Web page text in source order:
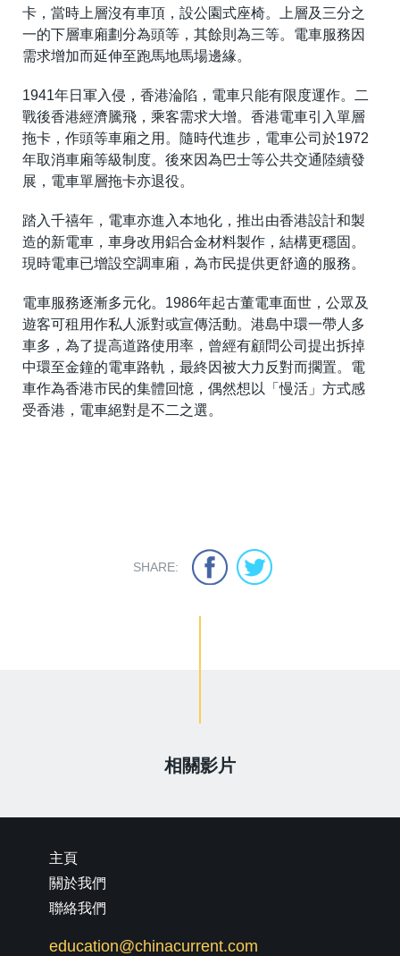
卡，當時上層沒有車頂，設公園式座椅。上層及三分之
一的下層車廂劃分為頭等，其餘則為三等。電車服務因
需求增加而延伸至跑馬地馬場邊緣。
1941年日軍入侵，香港淪陷，電車只能有限度運作。二
戰後香港經濟騰飛，乘客需求大增。香港電車引入單層
拖卡，作頭等車廂之用。隨時代進步，電車公司於1972
年取消車廂等級制度。後來因為巴士等公共交通陸續發
展，電車單層拖卡亦退役。
踏入千禧年，電車亦進入本地化，推出由香港設計和製
造的新電車，車身改用鋁合金材料製作，結構更穩固。
現時電車已增設空調車廂，為市民提供更舒適的服務。
電車服務逐漸多元化。1986年起古董電車面世，公眾及
遊客可租用作私人派對或宣傳活動。港島中環一帶人多
車多，為了提高道路使用率，曾經有顧問公司提出拆掉
中環至金鐘的電車路軌，最終因被大力反對而擱置。電
車作為香港市民的集體回憶，偶然想以「慢活」方式感
受香港，電車絕對是不二之選。
SHARE:
相關影片
主頁
關於我們
聯絡我們
education@chinacurrent.com